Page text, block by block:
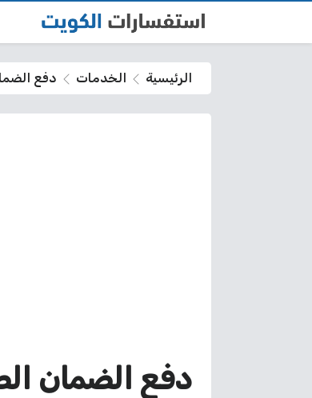
الرئيسية الخدمات دفع
دفع الضمان